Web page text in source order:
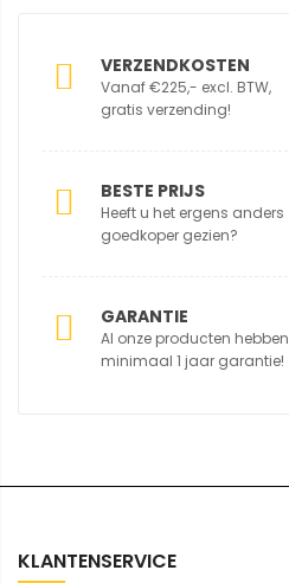
VERZENDKOSTEN
Vanaf €225,- excl. BTW,
gratis verzending!
BESTE PRIJS
Heeft u het ergens anders
goedkoper gezien?
GARANTIE
Al onze producten hebben
minimaal 1 jaar garantie!
KLANTENSERVICE